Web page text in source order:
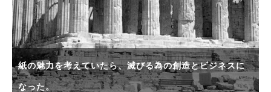
紙の魅力を考えていたら、滅びる為の創造とビジネスに
なった。